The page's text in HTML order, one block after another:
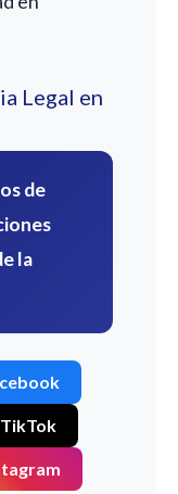
Legal en
de
la
TikTok